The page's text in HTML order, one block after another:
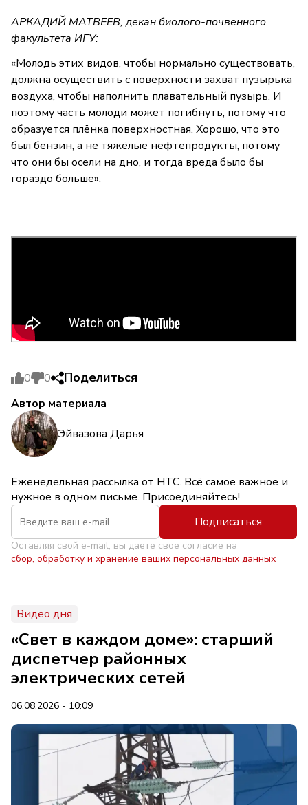
АРКАДИЙ МАТВЕЕВ, декан биолого-почвенного
факультета ИГУ:
«Молодь этих видов, чтобы нормально существовать,
должна осуществить с поверхности захват пузырька
воздуха, чтобы наполнить плавательный пузырь. И
поэтому часть молоди может погибнуть, потому что
образуется плёнка поверхностная. Хорошо, что это
был бензин, а не тяжёлые нефтепродукты, потому
что они бы осели на дно, и тогда вреда было бы
гораздо больше».
0 0 Поделиться
Автор материала
Эйвазова Дарья
Еженедельная рассылка от НТС. Всё самое важное и
нужное в одном письме. Присоединяйтесь!
Подписаться
Оставляя свой e-mail, вы даете свое согласие на
сбор, обработку и хранение ваших персональных данных
Видео дня
«Свет в каждом доме»: старший
диспетчер районных
электрических сетей
06.08.2026 - 10:09